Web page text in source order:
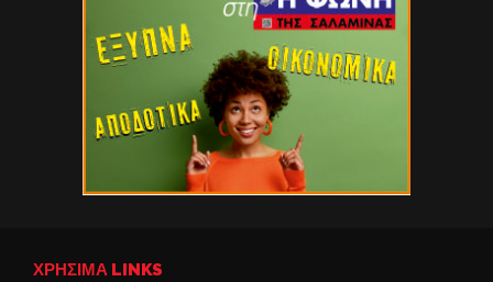
ΧΡΉΣΙΜΑ LINKS